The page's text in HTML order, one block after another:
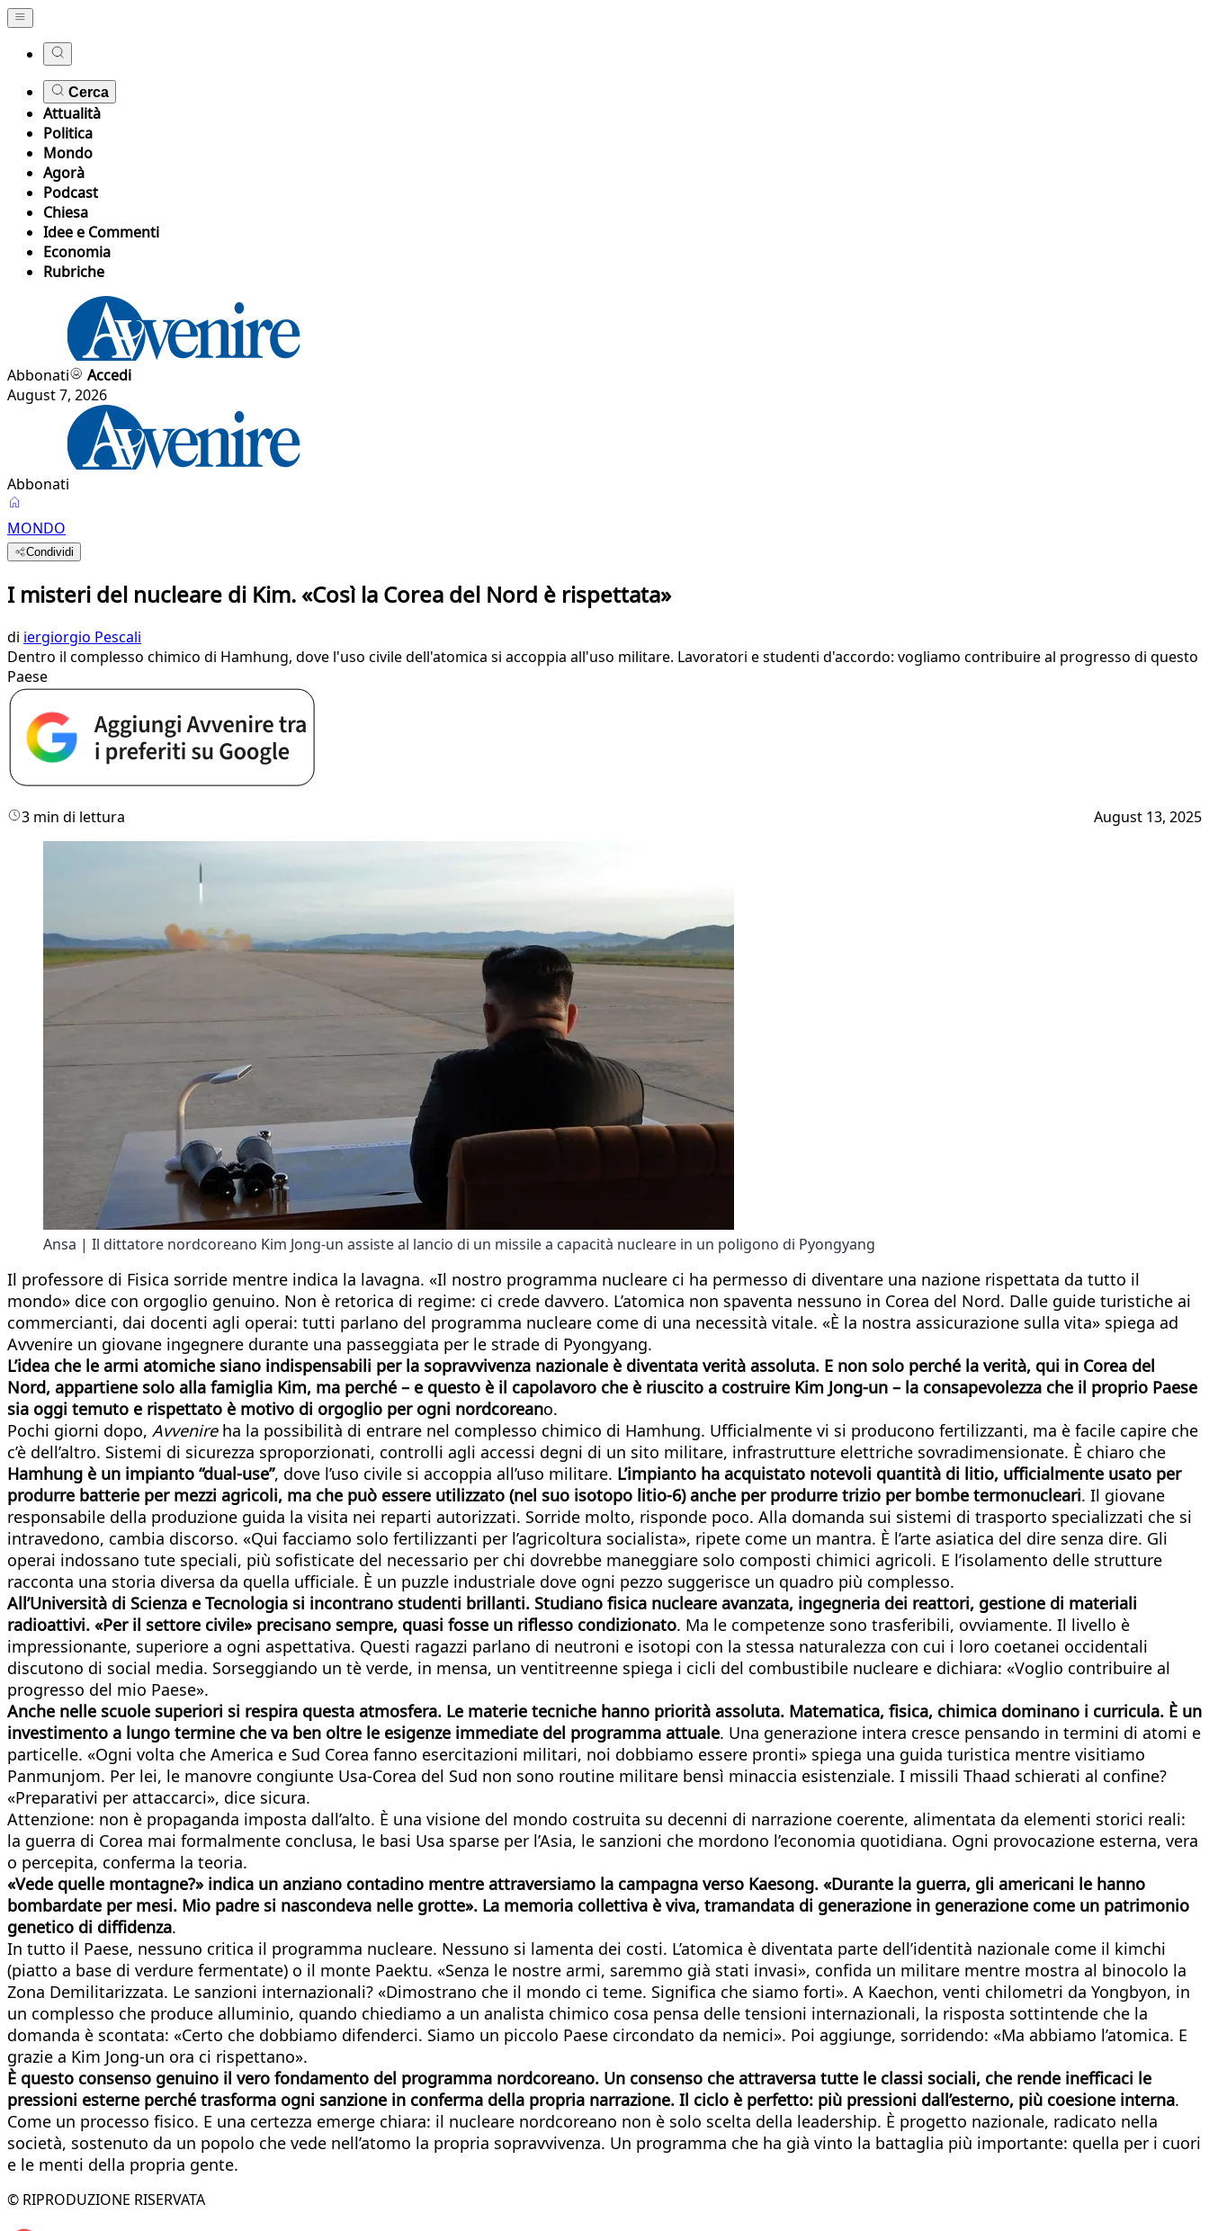
Cerca
Attualità
Politica
Mondo
Agorà
Podcast
Chiesa
Idee e Commenti
Economia
Rubriche
Abbonati
Accedi
August 7, 2026
Abbonati
MONDO
Condividi
I misteri del nucleare di Kim. «Così la Corea del Nord è rispettata»
di iergiorgio Pescali
Dentro il complesso chimico di Hamhung, dove l'uso civile dell'atomica si accoppia all'uso militare. Lavoratori e studenti d'accordo: vogliamo contribuire al progresso di questo
Paese
3 min di lettura August 13, 2025
Ansa | Il dittatore nordcoreano Kim Jong-un assiste al lancio di un missile a capacità nucleare in un poligono di Pyongyang
Il professore di Fisica sorride mentre indica la lavagna. «Il nostro programma nucleare ci ha permesso di diventare una nazione rispettata da tutto il
mondo» dice con orgoglio genuino. Non è retorica di regime: ci crede davvero. L’atomica non spaventa nessuno in Corea del Nord. Dalle guide turistiche ai
commercianti, dai docenti agli operai: tutti parlano del programma nucleare come di una necessità vitale. «È la nostra assicurazione sulla vita» spiega ad
Avvenire un giovane ingegnere durante una passeggiata per le strade di Pyongyang.
L’idea che le armi atomiche siano indispensabili per la sopravvivenza nazionale è diventata verità assoluta. E non solo perché la verità, qui in Corea del
Nord, appartiene solo alla famiglia Kim, ma perché – e questo è il capolavoro che è riuscito a costruire Kim Jong-un – la consapevolezza che il proprio Paese
sia oggi temuto e rispettato è motivo di orgoglio per ogni nordcoreano.
Pochi giorni dopo, Avvenireha la possibilità di entrare nel complesso chimico di Hamhung. Ufficialmente vi si producono fertilizzanti, ma è facile capire che
c’è dell’altro. Sistemi di sicurezza sproporzionati, controlli agli accessi degni di un sito militare, infrastrutture elettriche sovradimensionate. È chiaro che
Hamhung è un impianto “dual-use”, dove l’uso civile si accoppia all’uso militare. L’impianto ha acquistato notevoli quantità di litio, ufficialmente usato per
produrre batterie per mezzi agricoli, ma che può essere utilizzato (nel suo isotopo litio-6) anche per produrre trizio per bombe termonucleari. Il giovane
responsabile della produzione guida la visita nei reparti autorizzati. Sorride molto, risponde poco. Alla domanda sui sistemi di trasporto specializzati che si
intravedono, cambia discorso. «Qui facciamo solo fertilizzanti per l’agricoltura socialista», ripete come un mantra. È l’arte asiatica del dire senza dire. Gli
operai indossano tute speciali, più sofisticate del necessario per chi dovrebbe maneggiare solo composti chimici agricoli. E l’isolamento delle strutture
racconta una storia diversa da quella ufficiale. È un puzzle industriale dove ogni pezzo suggerisce un quadro più complesso.
All’Università di Scienza e Tecnologia si incontrano studenti brillanti. Studiano fisica nucleare avanzata, ingegneria dei reattori, gestione di materiali
radioattivi. «Per il settore civile» precisano sempre, quasi fosse un riflesso condizionato. Ma le competenze sono trasferibili, ovviamente. Il livello è
impressionante, superiore a ogni aspettativa. Questi ragazzi parlano di neutroni e isotopi con la stessa naturalezza con cui i loro coetanei occidentali
discutono di social media. Sorseggiando un tè verde, in mensa, un ventitreenne spiega i cicli del combustibile nucleare e dichiara: «Voglio contribuire al
progresso del mio Paese».
Anche nelle scuole superiori si respira questa atmosfera. Le materie tecniche hanno priorità assoluta. Matematica, fisica, chimica dominano i curricula. È un
investimento a lungo termine che va ben oltre le esigenze immediate del programma attuale. Una generazione intera cresce pensando in termini di atomi e
particelle. «Ogni volta che America e Sud Corea fanno esercitazioni militari, noi dobbiamo essere pronti» spiega una guida turistica mentre visitiamo
Panmunjom. Per lei, le manovre congiunte Usa-Corea del Sud non sono routine militare bensì minaccia esistenziale. I missili Thaad schierati al confine?
«Preparativi per attaccarci», dice sicura.
Attenzione: non è propaganda imposta dall’alto. È una visione del mondo costruita su decenni di narrazione coerente, alimentata da elementi storici reali:
la guerra di Corea mai formalmente conclusa, le basi Usa sparse per l’Asia, le sanzioni che mordono l’economia quotidiana. Ogni provocazione esterna, vera
o percepita, conferma la teoria.
«Vede quelle montagne?» indica un anziano contadino mentre attraversiamo la campagna verso Kaesong. «Durante la guerra, gli americani le hanno
bombardate per mesi. Mio padre si nascondeva nelle grotte». La memoria collettiva è viva, tramandata di generazione in generazione come un patrimonio
genetico di diffidenza.
In tutto il Paese, nessuno critica il programma nucleare. Nessuno si lamenta dei costi. L’atomica è diventata parte dell’identità nazionale come il kimchi
(piatto a base di verdure fermentate) o il monte Paektu. «Senza le nostre armi, saremmo già stati invasi», confida un militare mentre mostra al binocolo la
Zona Demilitarizzata. Le sanzioni internazionali? «Dimostrano che il mondo ci teme. Significa che siamo forti». A Kaechon, venti chilometri da Yongbyon, in
un complesso che produce alluminio, quando chiediamo a un analista chimico cosa pensa delle tensioni internazionali, la risposta sottintende che la
domanda è scontata: «Certo che dobbiamo difenderci. Siamo un piccolo Paese circondato da nemici». Poi aggiunge, sorridendo: «Ma abbiamo l’atomica. E
grazie a Kim Jong-un ora ci rispettano».
È questo consenso genuino il vero fondamento del programma nordcoreano. Un consenso che attraversa tutte le classi sociali, che rende inefficaci le
pressioni esterne perché trasforma ogni sanzione in conferma della propria narrazione. Il ciclo è perfetto: più pressioni dall’esterno, più coesione interna.
Come un processo fisico. E una certezza emerge chiara: il nucleare nordcoreano non è solo scelta della leadership. È progetto nazionale, radicato nella
società, sostenuto da un popolo che vede nell’atomo la propria sopravvivenza. Un programma che ha già vinto la battaglia più importante: quella per i cuori
e le menti della propria gente.
© RIPRODUZIONE RISERVATA